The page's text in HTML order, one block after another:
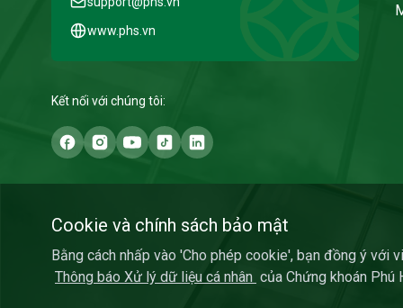
Cookie và chính sách bảo mật
Bằng cách nhấp vào 'Cho phép cookie', bạn đồng ý
Thông báo Xử lý dữ liệu cá nhân của Chứng khoán Phú
www.phs.vn
Kết nối với chúng tôi: